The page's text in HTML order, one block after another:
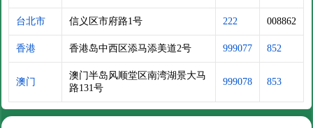
台北市 信义区市府路1号 222 008862
香港 香港岛中西区添马添美道2号 999077 852
澳门
澳门半岛风顺堂区南湾湖景大马
路131号
999078 853